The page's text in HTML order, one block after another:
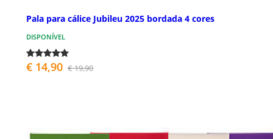
Pala para cálice Jubileu 2025 bordada 4 cores
DISPONÍVEL
€ 14,90 € 19,90